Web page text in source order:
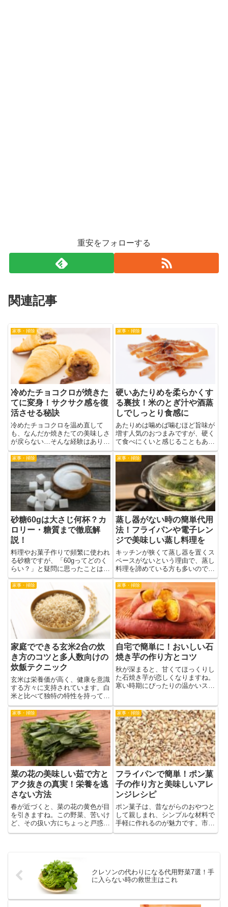
重安をフォローする
関連記事
家事・掃除
冷めたチョコクロが焼きた
てに変身！サクサク感を復
活させる秘訣
冷めたチョコクロを温め直して
も、なんだか焼きたての美味しさ
が戻らない…そんな経験はありま
せんか？サクサクのクロワッサン
生地と中の濃厚なチョコレートが
魅力のチョコクロは、時間が経つ
とどうしても風味や食感が変わっ
てしまいます。しかし、適切な方
法...
家事・掃除
硬いあたりめを柔らかくす
る裏技！米のとぎ汁や酒蒸
しでしっとり食感に
あたりめは噛めば噛むほど旨味が
増す人気のおつまみですが、硬く
て食べにくいと感じることもあり
ます。特に歯が弱い方や子どもに
は、そのままでは食べにくい場合
もあるでしょう。そこで今回は、
硬いあたりめを柔らかくする方法
を紹介します。電子レンジを使
家事・掃除
砂糖60gは大さじ何杯？カ
ロリー・糖質まで徹底解
説！
料理やお菓子作りで頻繁に使われ
る砂糖ですが、「60gってどのく
らい？」と疑問に思ったことはあ
りませんか。日常のレシピには
「大さじ」や「小さじ」での記載
が多く、グラムで表記されている
と戸惑う方も多いでしょう。ま
た、上白糖やグラニュー糖、黒糖
な...
家事・掃除
蒸し器がない時の簡単代用
法！フライパンや電子レン
ジで美味しい蒸し料理を
キッチンが狭くて蒸し器を置くス
ペースがないという理由で、蒸し
料理を諦めている方も多いのでは
ないでしょうか。そんな時、あな
たのキッチンにあるもので蒸し器
の代用ができたら嬉しいですよ
ね。この記事では、そんな「蒸し
器がない！」という悩みを解決し
ま...
家事・掃除
家庭でできる玄米2合の炊
き方のコツと多人数向けの
炊飯テクニック
玄米は栄養価が高く、健康を意識
する方々に支持されています。白
米と比べて独特の特性を持ってい
るため、美味しく炊き上げるには
正しい方法が必須です。本記事で
は、玄米2合を炊く際の浸水時間
や水の量、炊飯器の設定に関する
細かなアドバイスを提供し、初
め...
家事・掃除
自宅で簡単に！おいしい石
焼き芋の作り方とコツ
秋が深まると、甘くてほっくりし
た石焼き芋が恋しくなりますね。
寒い時期にぴったりの温かいスナ
れたらもっと楽しいですよね。
「自宅で石焼き芋を作るなんてで
きるの？」と疑問に思うかもしれ
ま...
家事・掃除
菜の花の美味しい茹で方と
アク抜きの真実！栄養を逃
さない方法
春が近づくと、菜の花の黄色が目
を引きますね。この野菜、苦いけ
ど、その扱い方にちょっと戸惑い
ますよね。アクを取るべきかどう
健康的にいただくための調理の
コ...
家事・掃除
フライパンで簡単！ポン菓
子の作り方と美味しいアレ
ンジレシピ
ポン菓子は、昔ながらのおやつと
して親しまれ、シンプルな材料で
手軽に作れるのが魅力です。市販
のポン菓子も手に入りますが、自
事...
クレソンの代わりになる代用野菜7選！手
に入らない時の救世主はこれ